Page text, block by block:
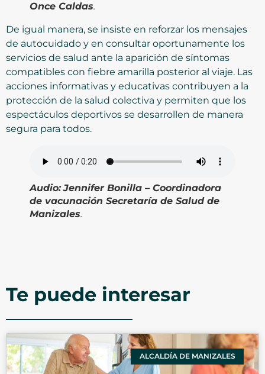
Once Caldas.
De igual manera, se insiste en reforzar los mensajes
de autocuidado y en consultar oportunamente los
servicios de salud ante la aparición de síntomas
compatibles con fiebre amarilla posterior al viaje. Las
acciones informativas y educativas contribuyen a la
protección de la salud colectiva y permiten que los
espectáculos deportivos se desarrollen de manera
segura para todos.
Audio: Jennifer Bonilla – Coordinadora
de vacunación Secretaría de Salud de
Manizales.
Te puede interesar
ALCALDÍA DE MANIZALES